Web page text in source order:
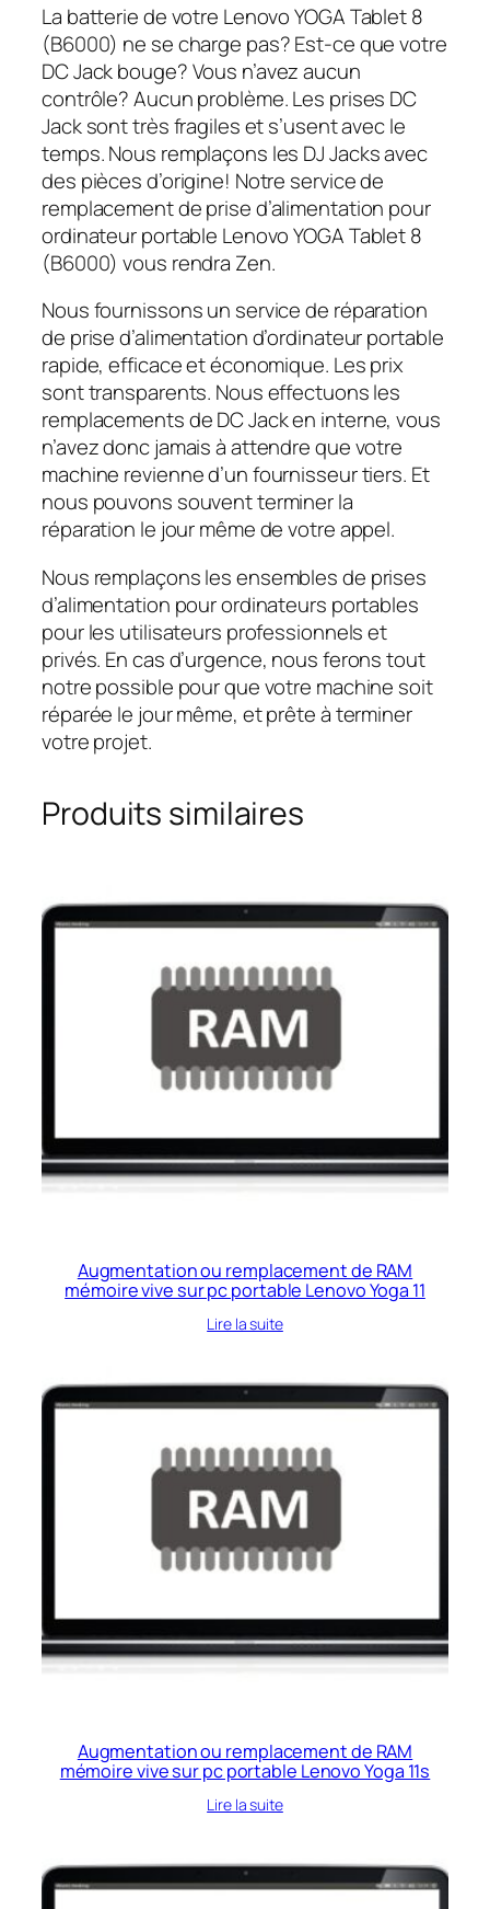
La batterie de votre Lenovo YOGA Tablet 8
(B6000) ne se charge pas? Est-ce que votre
DC Jack bouge? Vous n’avez aucun
contrôle? Aucun problème. Les prises DC
Jack sont très fragiles et s’usent avec le
temps. Nous remplaçons les DJ Jacks avec
des pièces d’origine! Notre service de
remplacement de prise d’alimentation pour
ordinateur portable Lenovo YOGA Tablet 8
(B6000) vous rendra Zen.
Nous fournissons un service de réparation
de prise d’alimentation d’ordinateur portable
rapide, efficace et économique. Les prix
sont transparents. Nous effectuons les
remplacements de DC Jack en interne, vous
n’avez donc jamais à attendre que votre
machine revienne d’un fournisseur tiers. Et
nous pouvons souvent terminer la
réparation le jour même de votre appel.
Nous remplaçons les ensembles de prises
d’alimentation pour ordinateurs portables
pour les utilisateurs professionnels et
privés. En cas d’urgence, nous ferons tout
notre possible pour que votre machine soit
réparée le jour même, et prête à terminer
votre projet.
Produits similaires
Augmentation ou remplacement de RAM
mémoire vive sur pc portable Lenovo Yoga 11
Lire la suite
Augmentation ou remplacement de RAM
mémoire vive sur pc portable Lenovo Yoga 11s
Lire la suite